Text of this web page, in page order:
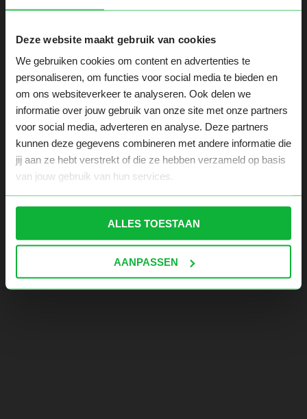
Deze website maakt gebruik van cookies
We gebruiken cookies om content en advertenties te
personaliseren, om functies voor social media te bieden en
om ons websiteverkeer te analyseren. Ook delen we
informatie over jouw gebruik van onze site met onze partners
voor social media, adverteren en analyse. Deze partners
kunnen deze gegevens combineren met andere informatie die
jij aan ze hebt verstrekt of die ze hebben verzameld op basis
van jouw gebruik van hun services.
ALLES TOESTAAN
AANPASSEN